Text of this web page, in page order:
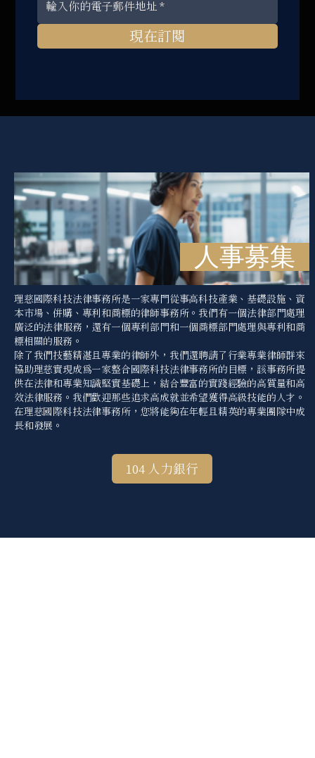
現在訂閱
人事募集
理慈國際科技法律事務所是一家專門從事高科技產業、基礎設施、資
本市場、併購、專利和商標的律師事務所。我們有一個法律部門處理
廣泛的法律服務，還有一個專利部門和一個商標部門處理與專利和商
標相關的服務。
除了我們技藝精湛且專業的律師外，我們還聘請了行業專業律師群來
協助理慈實現成為一家整合國際科技法律事務所的目標，該事務所提
供在法律和專業知識堅實基礎上，結合豐富的實踐經驗的高質量和高
效法律服務。我們歡迎那些追求高成就並希望獲得高級技能的人才。
在理慈國際科技法律事務所，您將能夠在年輕且精英的專業團隊中成
長和發展。
104 人力銀行